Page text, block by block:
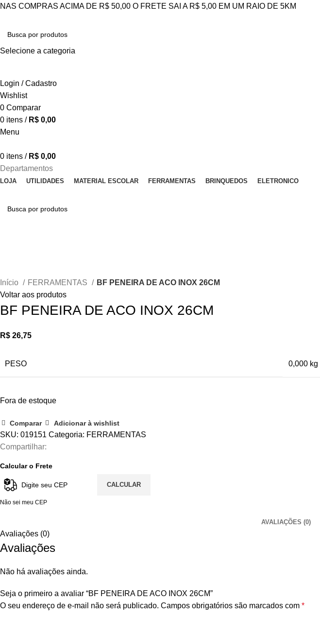
NAS COMPRAS ACIMA DE R$ 50,00 O FRETE SAI A R$ 5,00 EM UM RAIO DE 5KM
Selecione a categoria
Login / Cadastro
Wishlist
0 Comparar
0 itens / R$ 0,00
Menu
0 itens / R$ 0,00
Departamentos
LOJA UTILIDADES MATERIAL ESCOLAR FERRAMENTAS BRINQUEDOS
ELETRONICO
Início
FERRAMENTAS
BF PENEIRA DE ACO INOX 26CM
Voltar aos produtos
BF PENEIRA DE ACO INOX 26CM
R$ 26,75
PESO 0,000 kg
Fora de estoque
Comparar Adicionar à wishlist
SKU: 019151 Categoria: FERRAMENTAS
Compartilhar:
Calcular o Frete
CALCULAR
Não sei meu CEP
AVALIAÇÕES (0)
Avaliações (0)
Avaliações
Não há avaliações ainda.
Seja o primeiro a avaliar “BF PENEIRA DE ACO INOX 26CM”
O seu endereço de e-mail não será publicado. Campos obrigatórios são marcados com *